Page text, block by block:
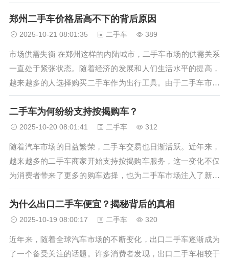
的维护成本，赢得了众多消费者的青睐。这种广泛的市场认可
度使得花冠二手车在市场上供不应求，从而推高了其价格。 随
着汽车消费观念的转...
郑州二手车价格居高不下的背后原因
2025-10-21 08:01:35 二手车 389
市场供需失衡 在郑州这样的内陆城市，二手车市场的供需关系
一直处于紧张状态。随着经济的发展和人们生活水平的提高，
越来越多的人选择购买二手车作为出行工具。由于二手车市场
的供应量相对有限，而需求量却持续增长，导致二手车价格居
高不下。一些热门车型和稀缺资源的二手车更是供不应求，价
格自然水涨船高。 同时，...
二手车为何纷纷支持按揭购车？
2025-10-20 08:01:41 二手车 312
随着汽车市场的日益繁荣，二手车交易也日渐活跃。近年来，
越来越多的二手车商家开始支持按揭购车服务，这一变化不仅
为消费者带来了更多的购车选择，也为二手车市场注入了新的
活力。那么，究竟是什么原因促使二手车商家纷纷推出按揭购
车服务呢？ 一、满足消费者多样化需求 在当今社会，消费者
的购车需求日益多样化。...
为什么出口二手车便宜？揭秘背后的真相
2025-10-19 08:00:17 二手车 320
近年来，随着全球汽车市场的不断变化，出口二手车逐渐成为
了一个备受关注的话题。许多消费者发现，出口二手车相较于